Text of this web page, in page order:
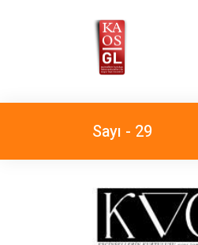
Sayı - 29